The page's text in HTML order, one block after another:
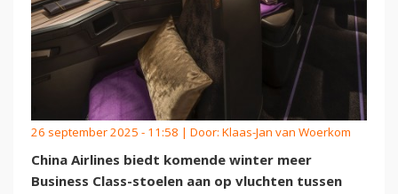
26 september 2025 - 11:58 | Door: Klaas-Jan van Woerkom
China Airlines biedt komende winter meer
Business Class-stoelen aan op vluchten tussen